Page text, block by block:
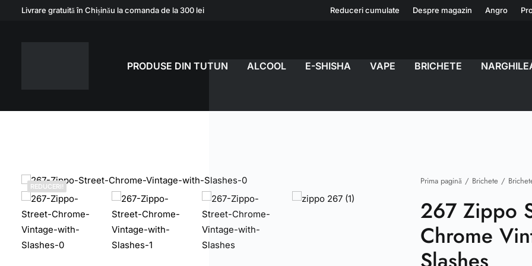
Livrare gratuită în Chișinău la comanda de la 300 lei Reduceri cumulate Despre magazin Angro
PRODUSE DIN TUTUN ALCOOL E-SHISHA VAPE BRICHETE
REDUCERI! Prima pagină Brichete
267 Zippo
Chrome